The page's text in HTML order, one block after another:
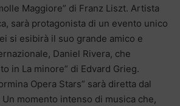
Maggiore” di Franz Liszt. Artista
sarà protagonista di un evento unico
si esibirà il suo grande amico e
Daniel Rivera, che
in La minore” di Edvard Grieg.
Opera Stars” sarà diretta dal
momento intenso di musica che,